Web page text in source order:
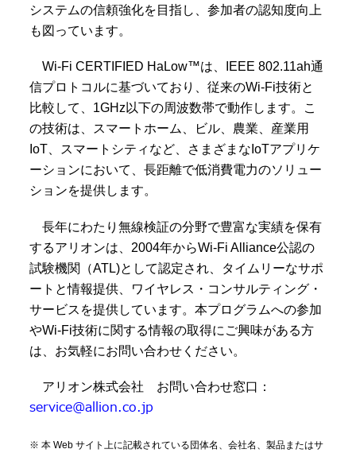
システムの信頼強化を目指し、参加者の認知度向上
も図っています。
Wi-Fi CERTIFIED HaLow™は、IEEE 802.11ah通
信プロトコルに基づいており、従来のWi-Fi技術と
比較して、1GHz以下の周波数帯で動作します。こ
の技術は、スマートホーム、ビル、農業、産業用
IoT、スマートシティなど、さまざまなIoTアプリケ
ーションにおいて、長距離で低消費電力のソリュー
ションを提供します。
長年にわたり無線検証の分野で豊富な実績を保有
するアリオンは、2004年からWi-Fi Alliance公認の
試験機関（ATL)として認定され、タイムリーなサポ
ートと情報提供、ワイヤレス・コンサルティング・
サービスを提供しています。本プログラムへの参加
やWi-Fi技術に関する情報の取得にご興味がある方
は、お気軽にお問い合わせください。
アリオン株式会社 お問い合わせ窓口：
service@allion.co.jp
※ 本 Web サイト上に記載されている団体名、会社名、製品またはサ